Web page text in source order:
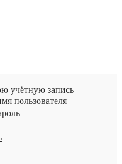
учётную запись
пользователя